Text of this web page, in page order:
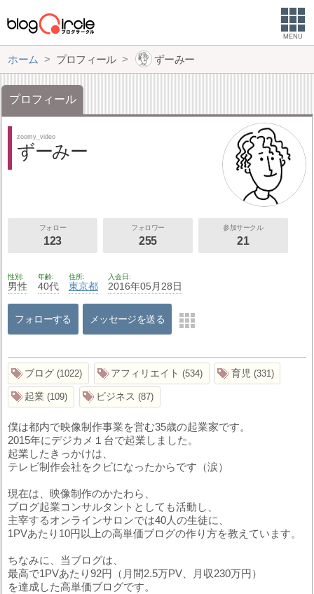
MENU
ホーム プロフィール ずーみー
プロフィール
zoomy_video
ずーみー
フォロー
123
フォロワー
255
参加サークル
21
性別
男性
年齢
40代
住所
東京都
入会日
2016年05月28日
フォローする メッセージを送る
ブログ 1022 アフィリエイト 534 育児 331
起業 109 ビジネス 87
僕は都内で映像制作事業を営む35歳の起業家です。
2015年にデジカメ１台で起業しました。
起業したきっかけは、
テレビ制作会社をクビになったからです（涙）
現在は、映像制作のかたわら、
ブログ起業コンサルタントとしても活動し、
主宰するオンラインサロンでは40人の生徒に、
1PVあたり10円以上の高単価ブログの作り方を教えています。
ちなみに、当ブログは、
最高で1PVあたり92円（月間2.5万PV、月収230万円）
を達成した高単価ブログです。